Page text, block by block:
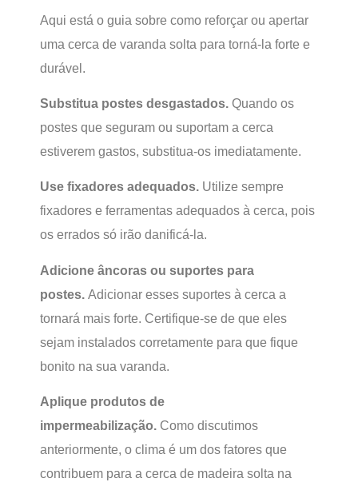
Aqui está o guia sobre como reforçar ou apertar
uma cerca de varanda solta para torná-la forte e
durável.
Substitua postes desgastados. Quando os
postes que seguram ou suportam a cerca
estiverem gastos, substitua-os imediatamente.
Use fixadores adequados. Utilize sempre
fixadores e ferramentas adequados à cerca, pois
os errados só irão danificá-la.
Adicione âncoras ou suportes para
postes. Adicionar esses suportes à cerca a
tornará mais forte. Certifique-se de que eles
sejam instalados corretamente para que fique
bonito na sua varanda.
Aplique produtos de
impermeabilização. Como discutimos
anteriormente, o clima é um dos fatores que
contribuem para a cerca de madeira solta na